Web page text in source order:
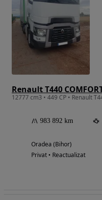
Renault T440
12777 cm3 • 449 CP • Renault
983 892 km
Oradea (Bihor)
Privat • Reactualizat